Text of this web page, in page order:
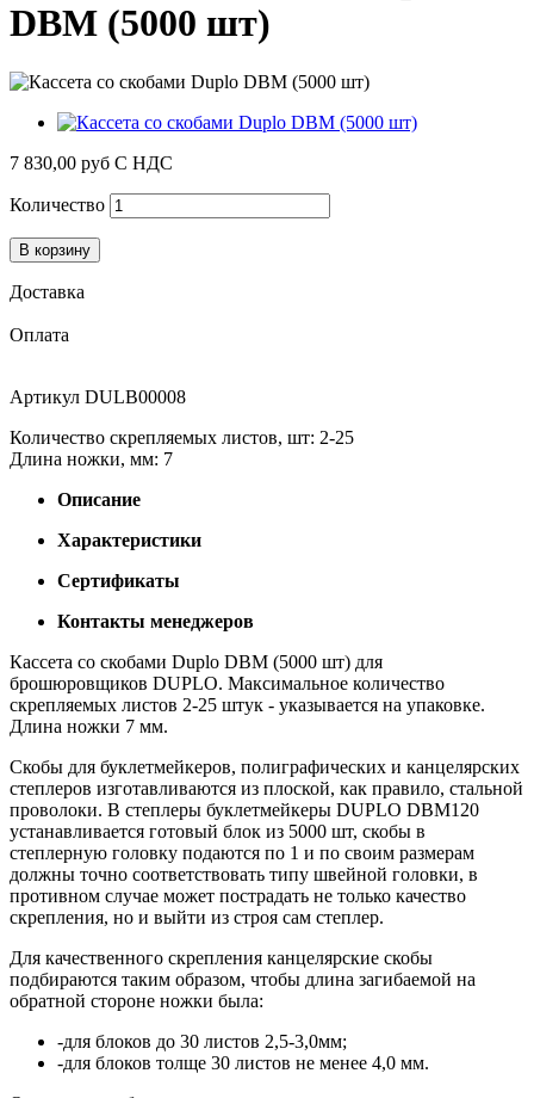
DBM (5000 шт)
7 830,00 руб С НДС
Количество
В корзину
Доставка
Оплата
Артикул DULB00008
Количество скрепляемых листов, шт: 2-25
Длина ножки, мм: 7
Описание
Характеристики
Сертификаты
Контакты менеджеров
Кассета со скобами Duplo DBM (5000 шт) для
брошюровщиков DUPLO. Максимальное количество
скрепляемых листов 2-25 штук - указывается на упаковке.
Длина ножки 7 мм.
Скобы для буклетмейкеров, полиграфических и канцелярских
степлеров изготавливаются из плоской, как правило, стальной
проволоки. В степлеры буклетмейкеры DUPLO DBM120
уcтанавливается готовый блок из 5000 шт, скобы в
степлерную головку подаются по 1 и по своим размерам
должны точно соответствовать типу швейной головки, в
противном случае может пострадать не только качество
скрепления, но и выйти из строя сам степлер.
Для качественного скрепления канцелярские скобы
подбираются таким образом, чтобы длина загибаемой на
обратной стороне ножки была:
-для блоков до 30 листов 2,5-3,0мм;
-для блоков толще 30 листов не менее 4,0 мм.